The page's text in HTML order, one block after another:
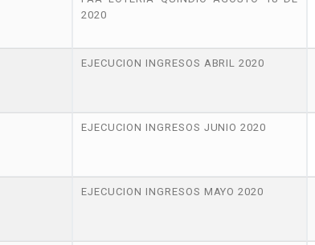
2020
EJECUCION INGRESOS ABRIL 2020
EJECUCION INGRESOS JUNIO 2020
EJECUCION INGRESOS MAYO 2020